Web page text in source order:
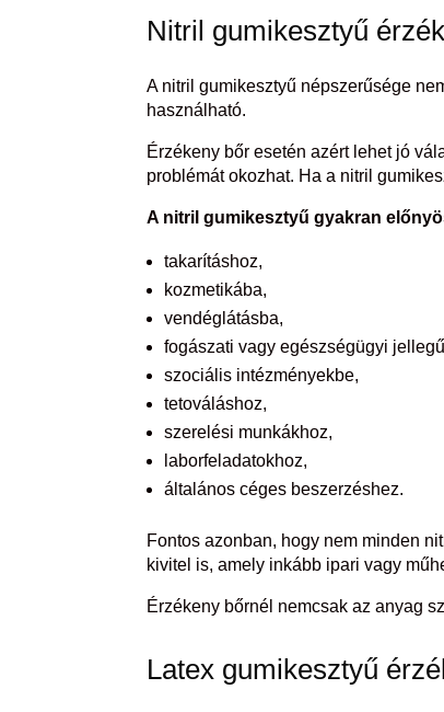
Nitril gumikesztyű
A nitril gumikesztyű népszerűsége
használható.
Érzékeny bőr esetén azért lehet jó
problémát okozhat. Ha a nitril
A nitril gumikesztyű gyakran
takarításhoz,
kozmetikába,
vendéglátásba,
fogászati vagy egészségügyi
szociális intézményekbe,
tetováláshoz,
szerelési munkákhoz,
laborfeladatokhoz,
általános céges beszerzéshez.
Fontos azonban, hogy nem minden
kivitel is, amely inkább ipari vagy
Érzékeny bőrnél nemcsak az anyag
Latex gumikesztyű